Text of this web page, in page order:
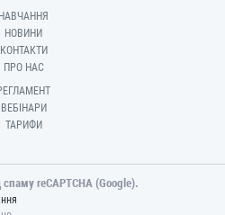
НАВЧАННЯ
НОВИНИ
КОНТАКТИ
ПРО НАС
ВЕБІНАРИ
ТАРИФИ
reCAPTCHA (Google).